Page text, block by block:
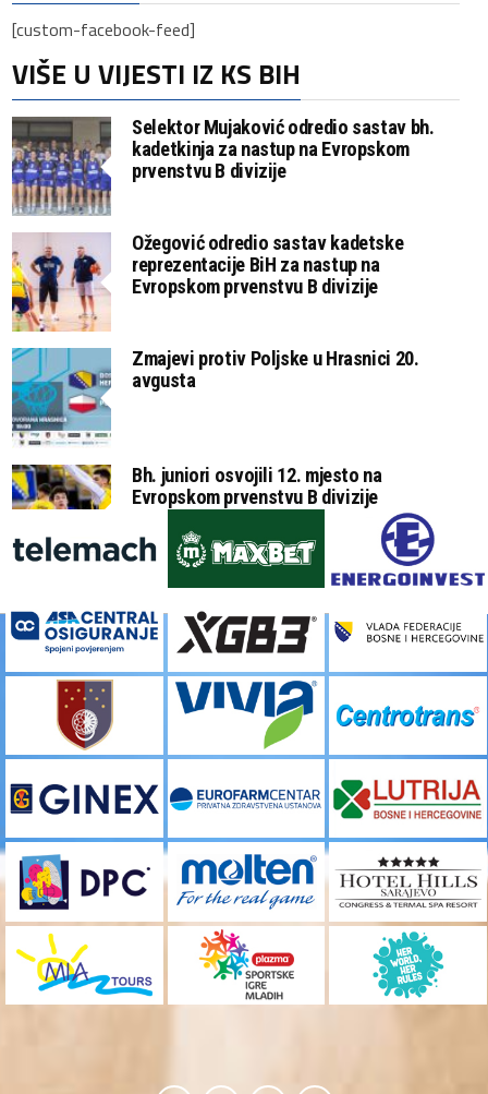
[custom-facebook-feed]
VIŠE U VIJESTI IZ KS BIH
Selektor Mujaković odredio sastav bh.
kadetkinja za nastup na Evropskom
prvenstvu B divizije
Ožegović odredio sastav kadetske
reprezentacije BiH za nastup na
Evropskom prvenstvu B divizije
Zmajevi protiv Poljske u Hrasnici 20.
avgusta
Bh. juniori osvojili 12. mjesto na
Evropskom prvenstvu B divizije